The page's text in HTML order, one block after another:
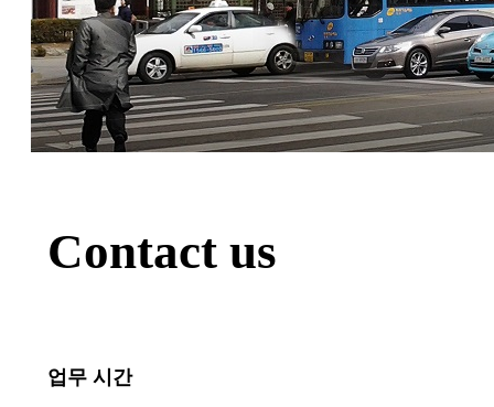
Contact us
업무 시간